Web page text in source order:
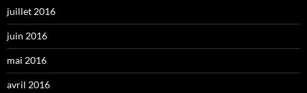
juillet 2016
juin 2016
mai 2016
avril 2016